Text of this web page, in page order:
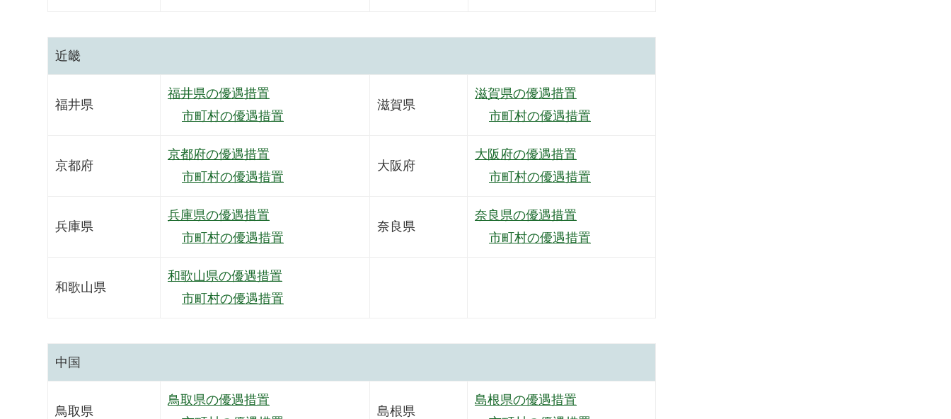
近畿
福井県
福井県の優遇措置
市町村の優遇措置
滋賀県
滋賀県の優遇措置
市町村の優遇措置
京都府
京都府の優遇措置
市町村の優遇措置
大阪府
大阪府の優遇措置
市町村の優遇措置
兵庫県
兵庫県の優遇措置
市町村の優遇措置
奈良県
奈良県の優遇措置
市町村の優遇措置
和歌山県
和歌山県の優遇措置
市町村の優遇措置
中国
鳥取県
鳥取県の優遇措置
島根県
島根県の優遇措置